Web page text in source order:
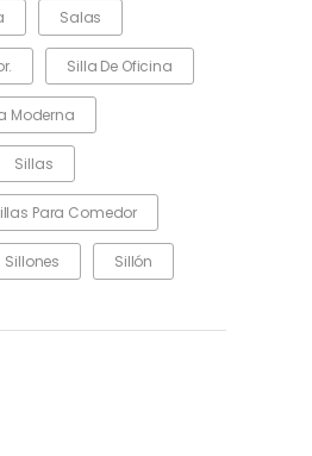
Salas
Silla De Oficina
Moderna
Sillas
Para Comedor
Sillones Sillón